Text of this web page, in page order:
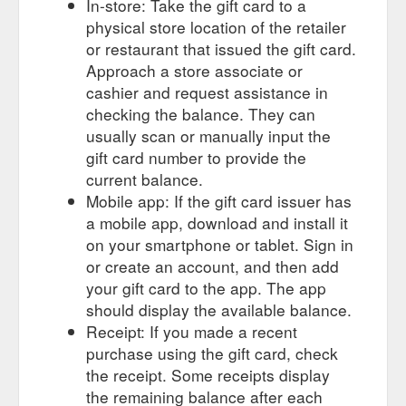
Carte cadeau Auchan
Offrez le choix du cadeau avec la carte
cadeau Auchan !https://carte-cadeau.auchan.fr/carte-
generique-2020.html
Carte cadeau pour lui, carte cadeau homme - Auchan.fr
cadeau choisir pour lui faire plaisir ? Et si vous optiez pour une
carte cadeau Auchan ? Il choisira le ou les cadeaux dont il a
vraiment envie. Grand choix parmi de nombreux rayons
https://carte-cadeau.auchan.fr/j-offre-une-carte-
cadeau/pour-qui/lui.html
C''est Kdo - Carte Cadeau Auchan : offrez des cartes ...
question concernant les cartes cadeaux Auchan, contactez-
nous ! 01 30 69 56 72 (Appel non surtaxé) Vous êtes une
entreprise, une collectivité ou un comité d''entreprise ?
Découvrez des cartes cadeaux adaptées à vos besoins. En
savoir plus. Article(s) ajouté(s) au panier. Nom de la carte .
Réf. Quantité : Je continue mes achats Je passe commande .
InscriptionNewsletter. Carte ...
https://carte-
cadeau.auchan.fr/c-est-kdo.html
e-Cartes Cadeaux : offrez un cadeau unique et personnalisé ...
In-store: Take the gift card to a
physical store location of the retailer
or restaurant that issued the gift card.
Approach a store associate or
cashier and request assistance in
checking the balance. They can
usually scan or manually input the
gift card number to provide the
current balance.
Mobile app: If the gift card issuer has
a mobile app, download and install it
on your smartphone or tablet. Sign in
or create an account, and then add
your gift card to the app. The app
should display the available balance.
Receipt: If you made a recent
purchase using the gift card, check
the receipt. Some receipts display
the remaining balance after each